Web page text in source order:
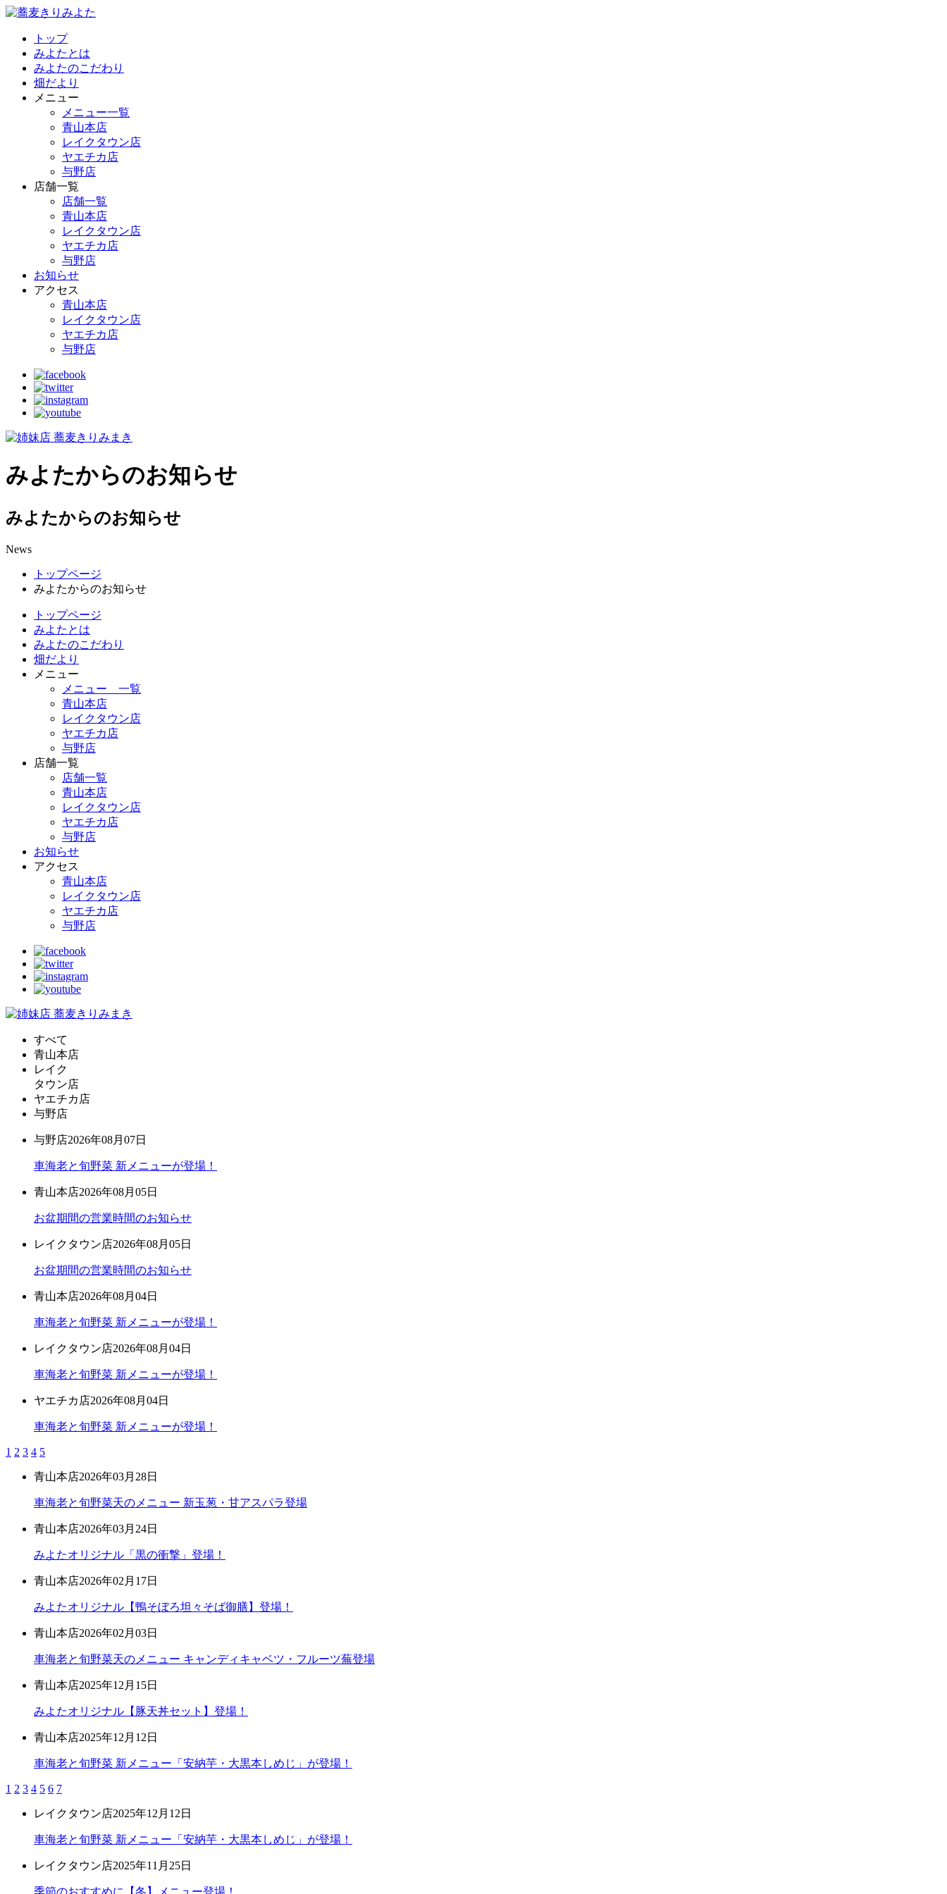
トップ
みよたとは
みよたのこだわり
畑だより
メニュー
メニュー一覧
青山本店
レイクタウン店
ヤエチカ店
与野店
店舗一覧
店舗一覧
青山本店
レイクタウン店
ヤエチカ店
与野店
お知らせ
アクセス
青山本店
レイクタウン店
ヤエチカ店
与野店
みよたからのお知らせ
みよたからのお知らせ
News
トップページ
みよたからのお知らせ
トップページ
みよたとは
みよたのこだわり
畑だより
メニュー
メニュー 一覧
青山本店
レイクタウン店
ヤエチカ店
与野店
店舗一覧
店舗一覧
青山本店
レイクタウン店
ヤエチカ店
与野店
お知らせ
アクセス
青山本店
レイクタウン店
ヤエチカ店
与野店
すべて
青山本店
レイク
タウン店
ヤエチカ店
与野店
与野店2026年08月07日
車海老と旬野菜 新メニューが登場！
青山本店2026年08月05日
お盆期間の営業時間のお知らせ
レイクタウン店2026年08月05日
お盆期間の営業時間のお知らせ
青山本店2026年08月04日
車海老と旬野菜 新メニューが登場！
レイクタウン店2026年08月04日
車海老と旬野菜 新メニューが登場！
ヤエチカ店2026年08月04日
車海老と旬野菜 新メニューが登場！
1 2 3 4 5
青山本店2026年03月28日
車海老と旬野菜天のメニュー 新玉葱・甘アスパラ登場
青山本店2026年03月24日
みよたオリジナル「黒の衝撃」登場！
青山本店2026年02月17日
みよたオリジナル【鴨そぼろ坦々そば御膳】登場！
青山本店2026年02月03日
車海老と旬野菜天のメニュー キャンディキャベツ・フルーツ蕪登場
青山本店2025年12月15日
みよたオリジナル【豚天丼セット】登場！
青山本店2025年12月12日
車海老と旬野菜 新メニュー「安納芋・大黒本しめじ」が登場！
1 2 3 4 5 6 7
レイクタウン店2025年12月12日
車海老と旬野菜 新メニュー「安納芋・大黒本しめじ」が登場！
レイクタウン店2025年11月25日
季節のおすすめに【冬】メニュー登場！